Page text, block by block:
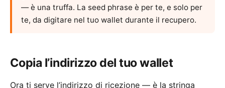
— è una truffa. La seed phrase è per te, e solo per
te, da digitare nel tuo wallet durante il recupero.
Copia l’indirizzo del tuo wallet
Ora ti serve l’indirizzo di ricezione — è la stringa